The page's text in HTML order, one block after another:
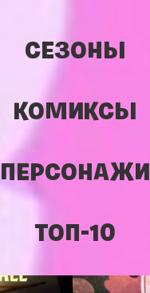
СЕЗОНЫ
КОМИКСЫ
ПЕРСОНАЖИ
ТОП-10